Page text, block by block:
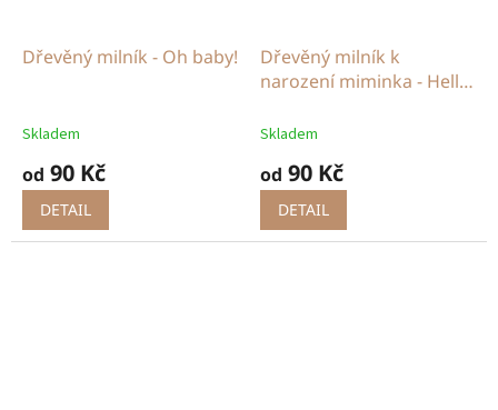
Dřevěný milník - Oh baby!
Skladem
od 90 Kč
DETAIL
Dřevěný milník k
narození miminka - Hello
Skladem
od 90 Kč
DETAIL